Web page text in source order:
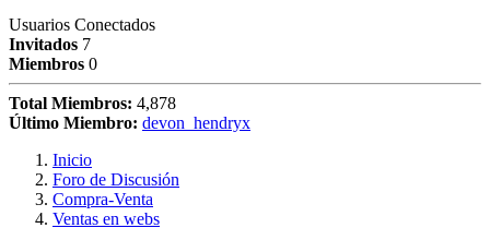
Usuarios Conectados
Invitados 7
Miembros 0
Total Miembros: 4,878
Último Miembro: devon_hendryx
Inicio
Foro de Discusión
Compra-Venta
Ventas en webs